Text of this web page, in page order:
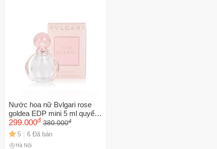
Nước hoa nữ Bvlgari rose
goldea EDP mini 5 ml quyến
rũ tinh tế
299.000đ 380.000đ
5 6 Đã bán
Hà Nội
Số lần áp dụng:1lần
Áp dụng cho đơn hàng từ:
Chỉ áp dụng cho gian hàng:
Ngày hết hạn:
LẤY MÃ NGAY